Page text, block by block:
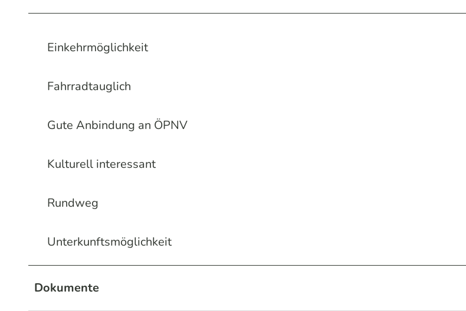
Einkehrmöglichkeit
Fahrradtauglich
Gute Anbindung an ÖPNV
Kulturell interessant
Rundweg
Unterkunftsmöglichkeit
Dokumente